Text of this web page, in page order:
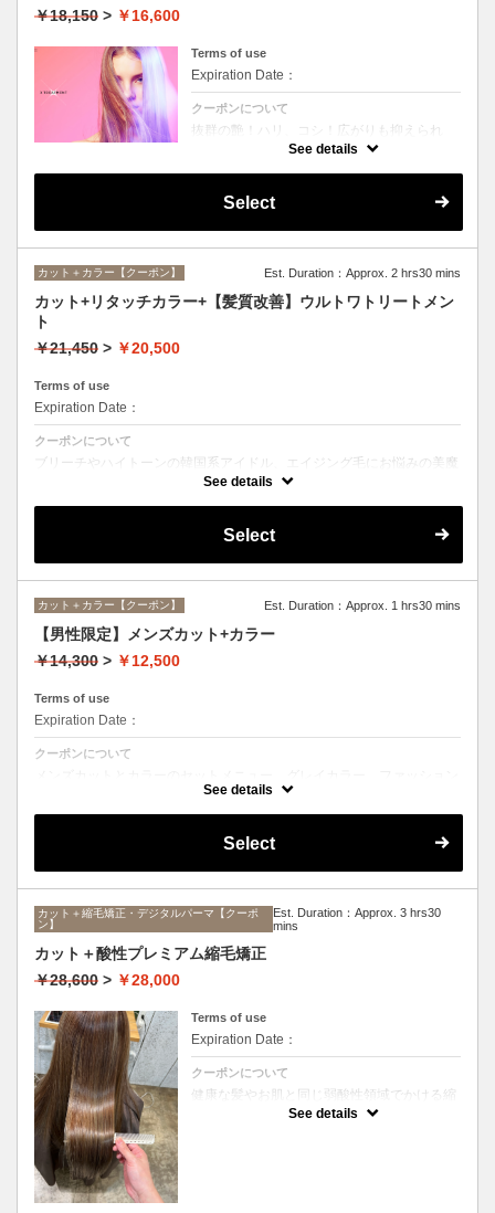
￥18,150 > ￥16,600
Terms of use
Expiration Date：
クーポンについて
抜群の艶！ハリ、コシ！広がりも抑えられ
る！どんなに傷んだ髪も、鮮やかなハイトー
See details
Select
カット＋カラー【クーポン】 Est. Duration：Approx. 2 hrs30 mins
カット+リタッチカラー+【髪質改善】ウルトワトリートメン
ト
￥21,450 > ￥20,500
Terms of use
Expiration Date：
クーポンについて
ブリーチやハイトーンの韓国系アイドル、エイジング毛にお悩みの美魔
女も夢中！全ての世代、髪質、メニューに対応できる髪質改善トリート
See details
Select
カット＋カラー【クーポン】 Est. Duration：Approx. 1 hrs30 mins
【男性限定】メンズカット+カラー
￥14,300 > ￥12,500
Terms of use
Expiration Date：
クーポンについて
カラーどちらも可能です。シャンプー、ブロー込み。
See details
Select
カット＋縮毛矯正・デジタルパーマ【クーポ
ン】
Est. Duration：Approx. 3 hrs30
mins
カット＋酸性プレミアム縮毛矯正
￥28,600 > ￥28,000
Terms of use
Expiration Date：
クーポンについて
健康な髪やお肌と同じ弱酸性領域でかける縮
毛矯正☆髪を瘦せさせることなく、気になる
See details